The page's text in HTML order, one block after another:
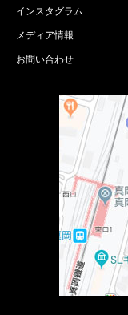
インスタグラム
メディア情報
お問い合わせ